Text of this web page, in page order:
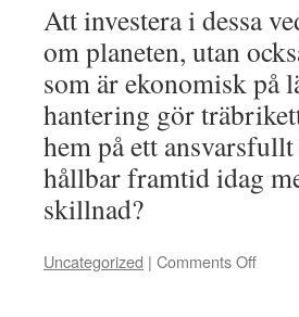
Att investera i dessa
om planeten, utan
som är ekonomisk på
hantering gör
hem på ett
hållbar framtid idag
skillnad?
Uncategorized | Comments Off